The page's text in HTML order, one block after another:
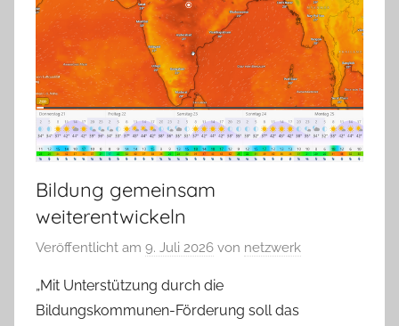
Bildung gemeinsam
weiterentwickeln
Veröffentlicht am 9. Juli 2026 von netzwerk
„Mit Unterstützung durch die
Bildungskommunen-Förderung soll das